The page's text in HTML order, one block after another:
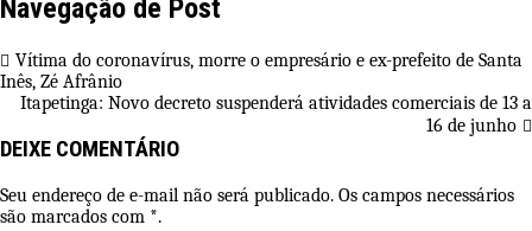
Navegação de Post
Vítima do coronavírus, morre o empresário e ex-prefeito de Santa
Inês, Zé Afrânio
Itapetinga: Novo decreto suspenderá atividades comerciais de 13 a
16 de junho
DEIXE COMENTÁRIO
Seu endereço de e-mail não será publicado. Os campos necessários
são marcados com *.